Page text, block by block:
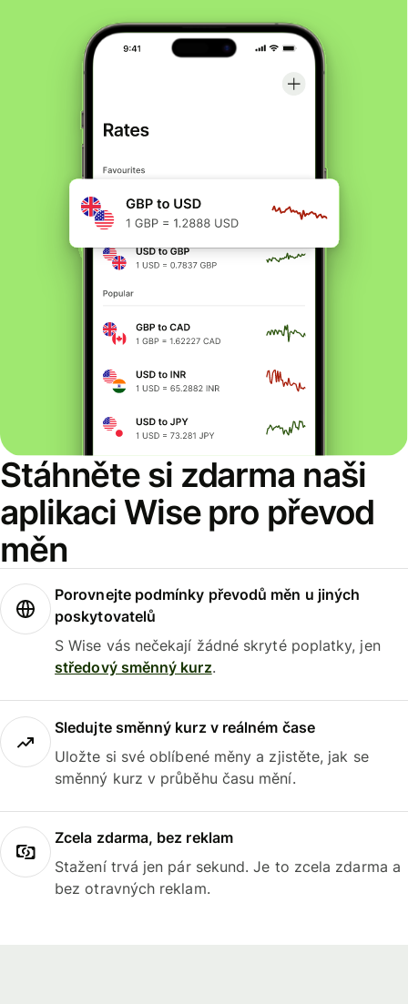
Stáhněte si zdarma naši
aplikaci Wise pro převod
měn
Porovnejte podmínky převodů měn u jiných
poskytovatelů
S Wise vás nečekají žádné skryté poplatky, jen
středový směnný kurz.
Sledujte směnný kurz v reálném čase
Uložte si své oblíbené měny a zjistěte, jak se
směnný kurz v průběhu času mění.
Zcela zdarma, bez reklam
Stažení trvá jen pár sekund. Je to zcela zdarma a
bez otravných reklam.